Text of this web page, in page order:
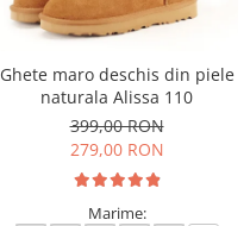
Ghete maro deschis din piele
naturala Alissa 110
399,00 RON
279,00 RON
Marime: